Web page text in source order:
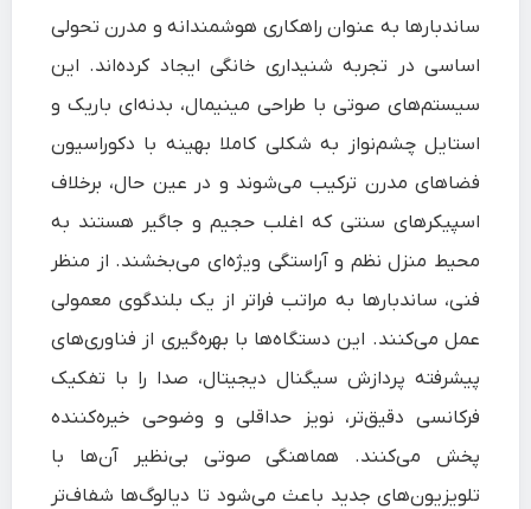
ساندبارها به عنوان راهکاری هوشمندانه و مدرن تحولی
اساسی در تجربه شنیداری خانگی ایجاد کرده‌اند. این
سیستم‌های صوتی با طراحی مینیمال، بدنه‌ای باریک و
استایل چشم‌نواز به شکلی کاملا بهینه با دکوراسیون
فضاهای مدرن ترکیب می‌شوند و در عین حال، برخلاف
اسپیکرهای سنتی که اغلب حجیم و جاگیر هستند به
محیط منزل نظم و آراستگی ویژه‌ای می‌بخشند. از منظر
فنی، ساندبارها به مراتب فراتر از یک بلندگوی معمولی
عمل می‌کنند. این دستگاه‌ها با بهره‌گیری از فناوری‌های
پیشرفته پردازش سیگنال دیجیتال، صدا را با تفکیک
فرکانسی دقیق‌تر، نویز حداقلی و وضوحی خیره‌کننده
پخش می‌کنند. هماهنگی صوتی بی‌نظیر آن‌ها با
تلویزیون‌های جدید باعث می‌شود تا دیالوگ‌ها شفاف‌تر